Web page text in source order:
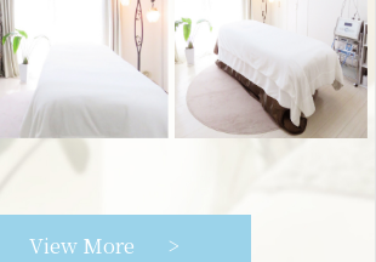
(コメルス)
Instagram access map
View More